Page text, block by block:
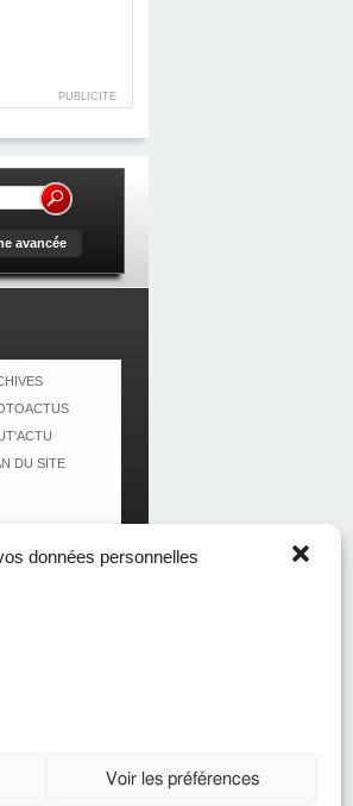
données personnelles
Voir les préférences
PUBLICITE
avancée
DU SITE
en Guadeloupe,